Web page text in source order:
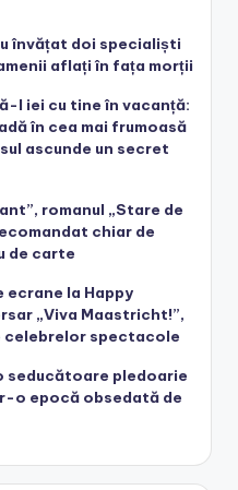
învățat doi specialiști
aflați în fața morții
l iei cu tine în vacanță:
în cea mai frumoasă
ascunde un secret
romanul „Stare de
chiar de
de carte
ecrane la Happy
„Viva Maastricht!”,
celebrelor spectacole
seducătoare pledoarie
o epocă obsedată de